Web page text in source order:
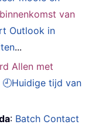
van
Outlook in
...
Allen met
🕘Huidige tijd van
: Batch Contact